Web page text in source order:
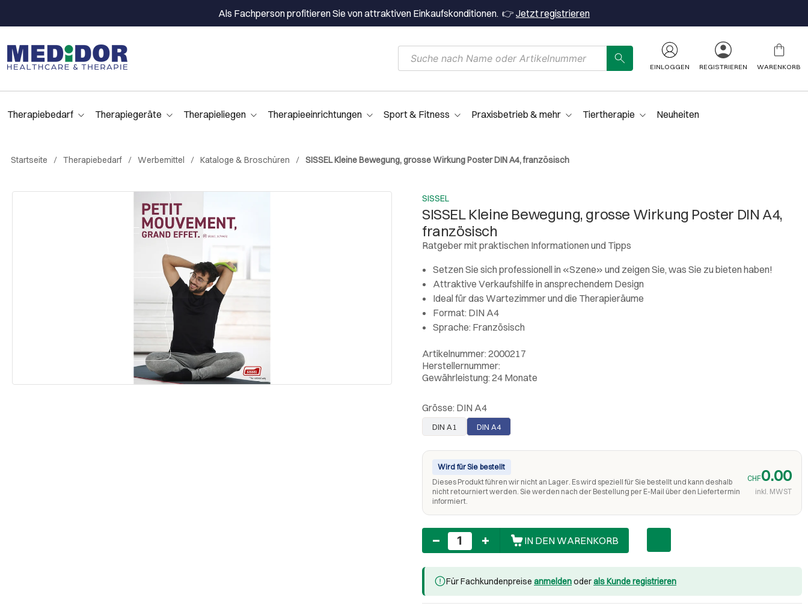
Als Fachperson profitieren Sie von attraktiven Einkaufskonditionen. 👉 Jetzt registrieren
EINLOGGEN REGISTRIEREN WARENKORB
Therapiebedarf Therapiegeräte Therapieliegen Therapieeinrichtungen Sport & Fitness Praxisbetrieb & mehr Tiertherapie Neuheiten
Startseite Therapiebedarf Werbemittel Kataloge & Broschüren SISSEL Kleine Bewegung, grosse Wirkung Poster DIN A4, französisch
SISSEL
SISSEL Kleine Bewegung, grosse Wirkung Poster DIN A4,
französisch
Ratgeber mit praktischen Informationen und Tipps
Setzen Sie sich professionell in «Szene» und zeigen Sie, was Sie zu bieten haben!
Attraktive Verkaufshilfe in ansprechendem Design
Ideal für das Wartezimmer und die Therapieräume
Format: DIN A4
Sprache: Französisch
Artikelnummer: 2000217
Herstellernummer:
Gewährleistung: 24 Monate
Grösse: DIN A4
DIN A1 DIN A4
Wird für Sie bestellt
Dieses Produkt führen wir nicht an Lager. Es wird speziell für Sie bestellt und kann deshalb
nicht retourniert werden. Sie werden nach der Bestellung per E-Mail über den Liefertermin
informiert.
CHF0.00
inkl. MWST
Anzahl
IN DEN WARENKORB
Für Fachkundenpreise anmeldenoderals Kunde registrieren